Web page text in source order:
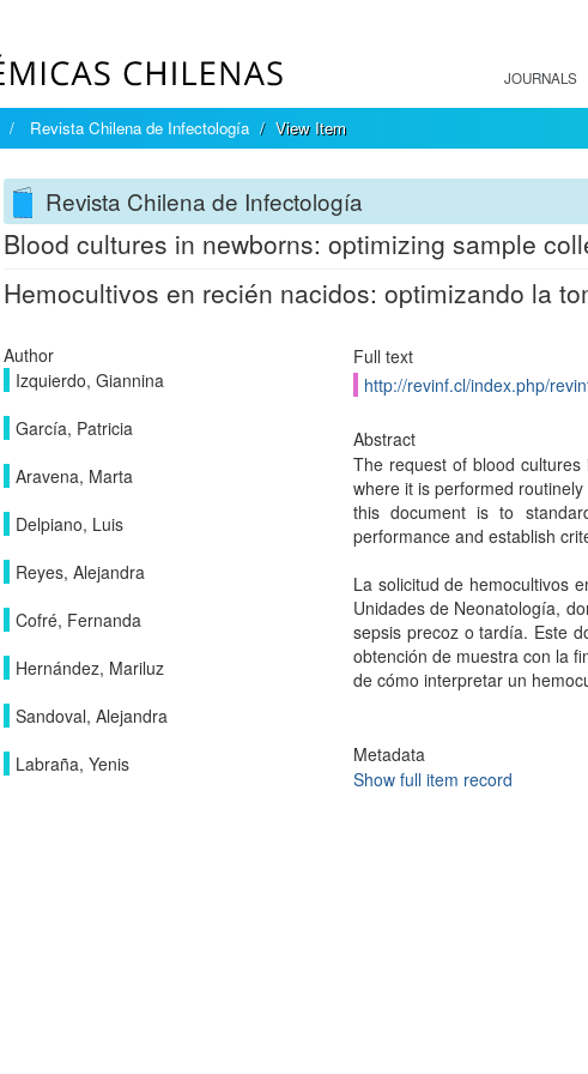
JOURNALS
Revista Chilena de Infectología View Item
Revista Chilena de Infectología
Blood cultures in newborns: optimizing sample
Hemocultivos en recién nacidos: optimizando la
Author
Izquierdo, Giannina
García, Patricia
Aravena, Marta
Delpiano, Luis
Reyes, Alejandra
Cofré, Fernanda
Hernández, Mariluz
Sandoval, Alejandra
Labraña, Yenis
Full text
http://revinf.cl/index.php/
Abstract
The request of blood
where it is performed
this document is to
performance and establish
La solicitud de hemocultivos
Unidades de Neonatología,
sepsis precoz o tardía. Este
obtención de muestra con la
de cómo interpretar un
Metadata
Show full item record